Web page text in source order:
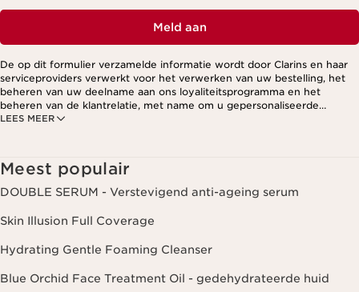
Meld aan
LEES MEER
De op dit formulier verzamelde informatie wordt door Clarins en haar
serviceproviders verwerkt voor het verwerken van uw bestelling, het
beheren van uw deelname aan ons loyaliteitsprogramma en het
beheren van de klantrelatie, met name om u gepersonaliseerde
aanbiedingen te kunnen sturen op basis van uw eerdere aankopen en
Meest populair
DOUBLE SERUM - Verstevigend anti-ageing serum
Skin Illusion Full Coverage
Hydrating Gentle Foaming Cleanser
Blue Orchid Face Treatment Oil - gedehydrateerde huid